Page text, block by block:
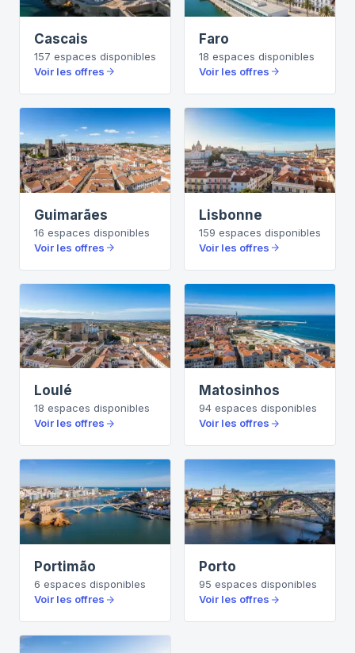
Cascais
157 espaces disponibles
Voir les offres
Faro
18 espaces disponibles
Voir les offres
Guimarães
16 espaces disponibles
Voir les offres
Lisbonne
159 espaces disponibles
Voir les offres
Loulé
18 espaces disponibles
Voir les offres
Matosinhos
94 espaces disponibles
Voir les offres
Portimão
6 espaces disponibles
Voir les offres
Porto
95 espaces disponibles
Voir les offres